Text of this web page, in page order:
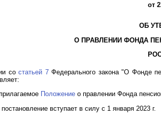
от
ОБ
О ПРАВЛЕНИИ ФОНДА
состатьей 7Федерального закона "О Фонде
Положение о правлении Фонда
вступает в силу с 1 января 2023 г.